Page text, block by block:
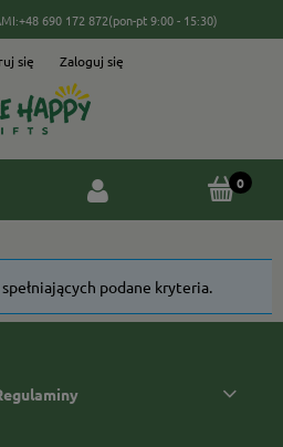
+48 690 172 872(pon-pt 9:00 - 15:30)
się Zaloguj się
podane kryteria.